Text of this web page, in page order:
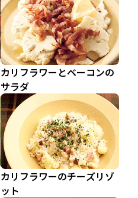
カリフラワーとベーコンの
サラダ
カリフラワーのチーズリゾ
ット